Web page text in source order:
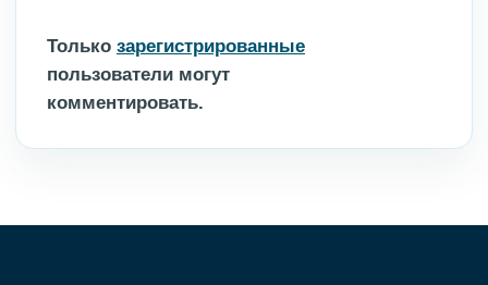
Только зарегистрированные
пользователи могут
комментировать.